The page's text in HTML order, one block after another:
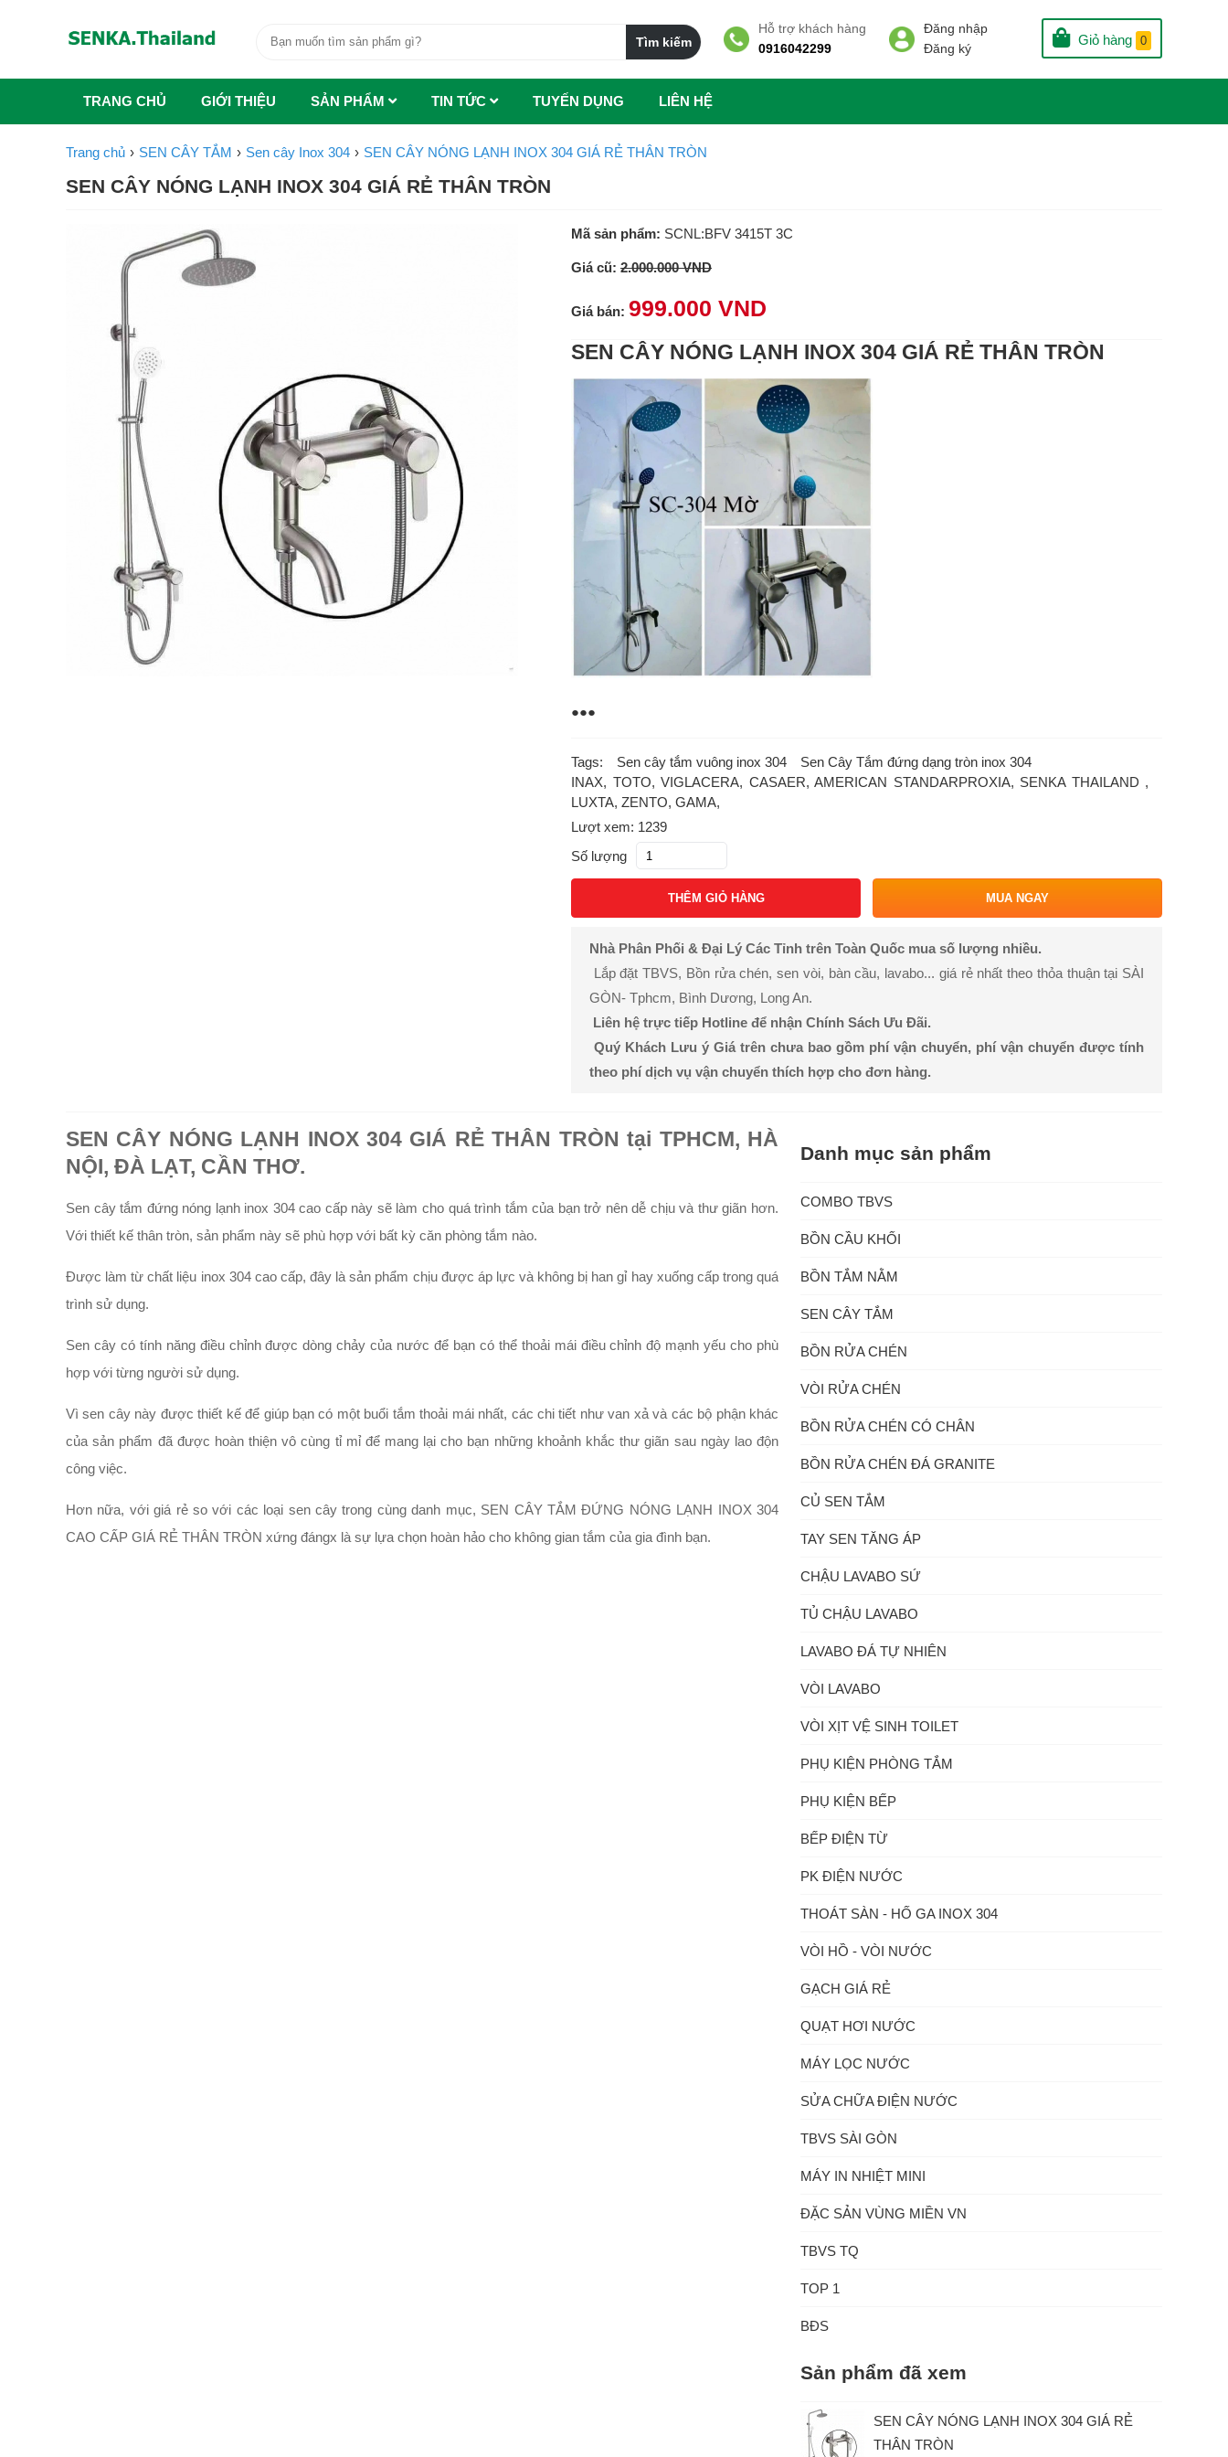
Giỏ hàng 0
Đăng nhập
Đăng ký
Hỗ trợ khách hàng
0916042299
TRANG CHỦ GIỚI THIỆU SẢN PHẨM TIN TỨC TUYẾN DỤNG LIÊN HỆ
Trang chủ SEN CÂY TẮM Sen cây Inox 304 SEN CÂY NÓNG LẠNH INOX 304 GIÁ RẺ THÂN TRÒN
SEN CÂY NÓNG LẠNH INOX 304 GIÁ RẺ THÂN TRÒN
Mã sản phẩm: SCNL:BFV 3415T 3C
Giá cũ: 2.000.000 VND
Giá bán: 999.000 VND
SEN CÂY NÓNG LẠNH INOX 304 GIÁ RẺ THÂN TRÒN
●●●
Tags: Sen cây tắm vuông inox 304
Sen Cây Tắm đứng dạng tròn inox 304
INAX, TOTO, VIGLACERA, CASAER, AMERICAN STANDARPROXIA, SENKA THAILAND ,
LUXTA, ZENTO, GAMA,
Lượt xem: 1239
Số lượng
THÊM GIỎ HÀNG MUA NGAY
Nhà Phân Phối & Đại Lý Các Tỉnh trên Toàn Quốc mua số lượng nhiều.
Lắp đặt TBVS, Bồn rửa chén, sen vòi, bàn cầu, lavabo... giá rẻ nhất theo thỏa thuận tại SÀI
GÒN- Tphcm, Bình Dương, Long An.
Liên hệ trực tiếp Hotline để nhận Chính Sách Ưu Đãi.
Quý Khách Lưu ý Giá trên chưa bao gồm phí vận chuyển, phí vận chuyển được tính
theo phí dịch vụ vận chuyển thích hợp cho đơn hàng.
SEN CÂY NÓNG LẠNH INOX 304 GIÁ RẺ THÂN TRÒN tại TPHCM, HÀ
NỘI, ĐÀ LẠT, CẦN THƠ.
Sen cây tắm đứng nóng lạnh inox 304 cao cấp này sẽ làm cho quá trình tắm của bạn trở nên dễ chịu và thư giãn hơn.
Với thiết kế thân tròn, sản phẩm này sẽ phù hợp với bất kỳ căn phòng tắm nào.
Được làm từ chất liệu inox 304 cao cấp, đây là sản phẩm chịu được áp lực và không bị han gỉ hay xuống cấp trong quá
trình sử dụng.
Sen cây có tính năng điều chỉnh được dòng chảy của nước để bạn có thể thoải mái điều chỉnh độ mạnh yếu cho phù
hợp với từng người sử dụng.
Vì sen cây này được thiết kế để giúp bạn có một buổi tắm thoải mái nhất, các chi tiết như van xả và các bộ phận khác
của sản phẩm đã được hoàn thiện vô cùng tỉ mỉ để mang lại cho bạn những khoảnh khắc thư giãn sau ngày lao độn
công việc.
Hơn nữa, với giá rẻ so với các loại sen cây trong cùng danh mục, SEN CÂY TẮM ĐỨNG NÓNG LẠNH INOX 304
CAO CẤP GIÁ RẺ THÂN TRÒN xứng đángx là sự lựa chọn hoàn hảo cho không gian tắm của gia đình bạn.
Danh mục sản phẩm
COMBO TBVS
BỒN CẦU KHỐI
BỒN TẮM NẰM
SEN CÂY TẮM
BỒN RỬA CHÉN
VÒI RỬA CHÉN
BỒN RỬA CHÉN CÓ CHÂN
BỒN RỬA CHÉN ĐÁ GRANITE
CỦ SEN TẮM
TAY SEN TĂNG ÁP
CHẬU LAVABO SỨ
TỦ CHẬU LAVABO
LAVABO ĐÁ TỰ NHIÊN
VÒI LAVABO
VÒI XỊT VỆ SINH TOILET
PHỤ KIỆN PHÒNG TẮM
PHỤ KIỆN BẾP
BẾP ĐIỆN TỪ
PK ĐIỆN NƯỚC
THOÁT SÀN - HỐ GA INOX 304
VÒI HỒ - VÒI NƯỚC
GẠCH GIÁ RẺ
QUẠT HƠI NƯỚC
MÁY LỌC NƯỚC
SỬA CHỮA ĐIỆN NƯỚC
TBVS SÀI GÒN
MÁY IN NHIỆT MINI
ĐẶC SẢN VÙNG MIỀN VN
TBVS TQ
TOP 1
BĐS
Sản phẩm đã xem
SEN CÂY NÓNG LẠNH INOX 304 GIÁ RẺ
THÂN TRÒN